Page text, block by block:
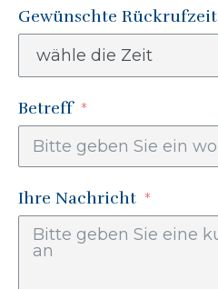
Gewünschte Rückrufzeit
Betreff
Ihre Nachricht